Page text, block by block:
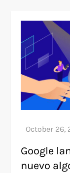
Google
nuevo